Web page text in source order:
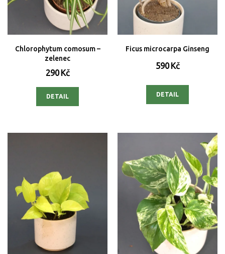
Chlorophytum comosum –
zelenec
290 Kč
DETAIL
Ficus microcarpa Ginseng
590 Kč
DETAIL